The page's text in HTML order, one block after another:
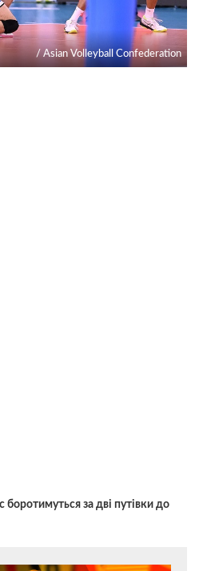
/ Asian Volleyball Confederation
боротимуться за дві путівки до